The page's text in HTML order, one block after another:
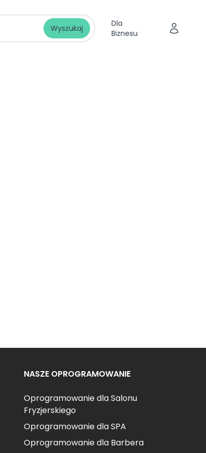
Wyszukaj
Dla
Biznesu
NASZE OPROGRAMOWANIE
Oprogramowanie dla Salonu
Fryzjerskiego
Oprogramowanie dla SPA
Oprogramowanie dla Barbera